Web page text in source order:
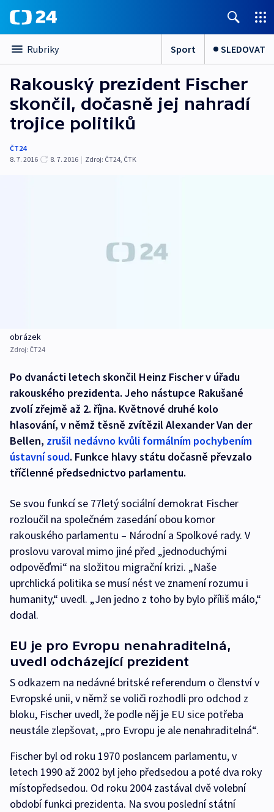
Rubriky Sport SLEDOVAT
Rakouský prezident Fischer
skončil, dočasně jej nahradí
trojice politiků
ČT24
8. 7. 2016
8. 7. 2016 | Zdroj: ČT24, ČTK
obrázek
Zdroj: ČT24
Po dvanácti letech skončil Heinz Fischer v úřadu
rakouského prezidenta. Jeho nástupce Rakušané
zvolí zřejmě až 2. října. Květnové druhé kolo
hlasování, v němž těsně zvítězil Alexander Van der
Bellen, zrušil nedávno kvůli formálním pochybením
ústavní soud. Funkce hlavy státu dočasně převzalo
tříčlenné předsednictvo parlamentu.
Se svou funkcí se 77letý sociální demokrat Fischer
rozloučil na společném zasedání obou komor
rakouského parlamentu – Národní a Spolkové rady. V
proslovu varoval mimo jiné před „jednoduchými
odpověďmi“ na složitou migrační krizi. „Naše
uprchlická politika se musí nést ve znamení rozumu i
humanity,“ uvedl. „Jen jedno z toho by bylo příliš málo,“
dodal.
EU je pro Evropu nenahraditelná,
uvedl odcházející prezident
S odkazem na nedávné britské referendum o členství v
Evropské unii, v němž se voliči rozhodli pro odchod z
bloku, Fischer uvedl, že podle něj je EU sice potřeba
neustále zlepšovat, „pro Evropu je ale nenahraditelná“.
Fischer byl od roku 1970 poslancem parlamentu, v
letech 1990 až 2002 byl jeho předsedou a poté dva roky
místopředsedou. Od roku 2004 zastával dvě volební
období funkci prezidenta. Na svou poslední státní